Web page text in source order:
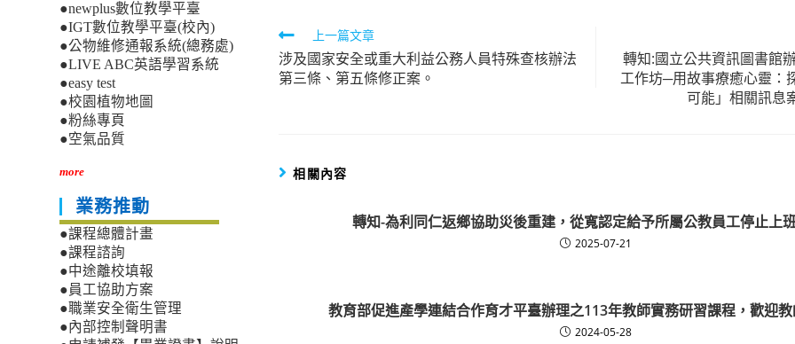
Read
more
articles
上一篇文章
涉及國家安全或重大利益公務人員特殊查核辦法
第三條、第五條修正案。
轉知:國立公共資訊圖書館
工作坊─用故事療癒心靈：
可能」相關訊息
相關內容
轉知-為利同仁返鄉協助災後重建，從寬認定給予所屬公教員工停止上
2025-07-21
教育部促進產學連結合作育才平臺辦理之113年教師實務研習課程，歡迎
2024-05-28
●newplus數位教學平臺
●IGT數位教學平臺(校內)
●公物維修通報系統(總務處)
●LIVE ABC英語學習系統
●easy test
●校園植物地圖
●粉絲專頁
●空氣品質
more
業務推動
●課程總體計畫
●課程諮詢
●中途離校填報
●員工協助方案
●職業安全衛生管理
●內部控制聲明書